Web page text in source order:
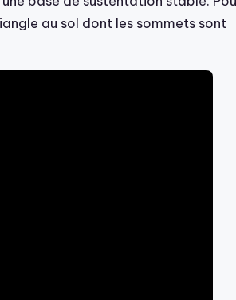
au sol dont les sommets sont